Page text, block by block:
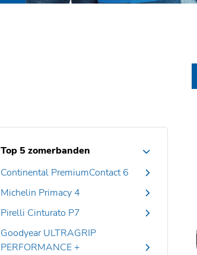
Top 5 zomerbanden
Continental PremiumContact 6
Michelin Primacy 4
Pirelli Cinturato P7
Goodyear ULTRAGRIP
PERFORMANCE +